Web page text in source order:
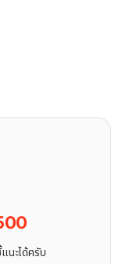
นะได้ครับ